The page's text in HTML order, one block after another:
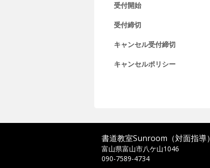
受付開始
受付締切
キャンセル受付締切
キャンセルポリシー
書道教室Sunroom（対面指導）
富山県富山市八ケ山1046
090-7589-4734